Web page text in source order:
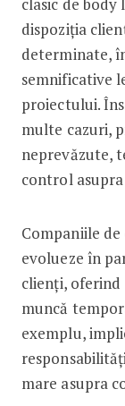
dispoziția
determinate,
semnificative
proiectului.
multe cazuri,
neprevăzute,
control
Companiile
evolueze în
clienți,
muncă
exemplu,
mare asupra